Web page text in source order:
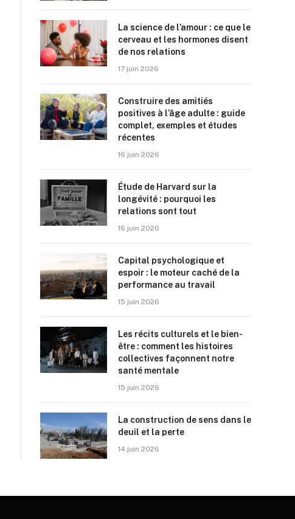
La science de l’amour : ce que le
cerveau et les hormones disent
de nos relations
17 juin 2026
Construire des amitiés
positives à l’âge adulte : guide
complet, exemples et études
récentes
16 juin 2026
Étude de Harvard sur la
longévité : pourquoi les
relations sont tout
16 juin 2026
Capital psychologique et
espoir : le moteur caché de la
performance au travail
15 juin 2026
Les récits culturels et le bien-
être : comment les histoires
collectives façonnent notre
santé mentale
15 juin 2026
La construction de sens dans le
deuil et la perte
14 juin 2026